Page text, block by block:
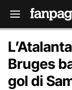
Bruges
gol di